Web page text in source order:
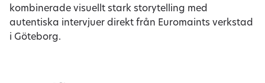
kombinerade visuellt stark storytelling med
autentiska intervjuer direkt från Euromaints verkstad
i Göteborg.